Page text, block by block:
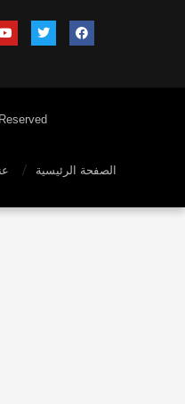
الصفحة الرئيسية